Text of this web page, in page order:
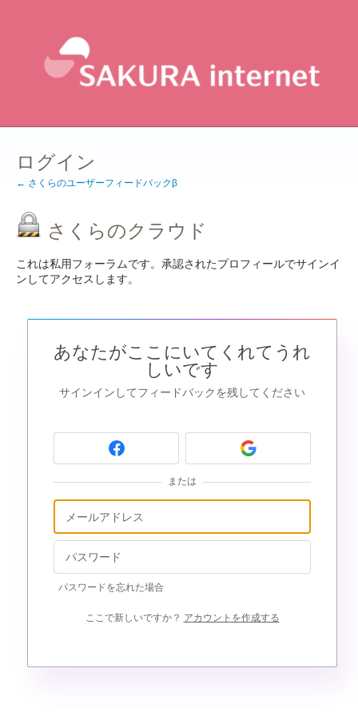
ログイン
← さくらのユーザーフィードバックβ
さくらのクラウド
これは私用フォーラムです。承認されたプロフィールでサインイ
ンしてアクセスします。
あなたがここにいてくれてうれ
しいです
サインインしてフィードバックを残してください
または
パスワードを忘れた場合
ここで新しいですか？ アカウントを作成する